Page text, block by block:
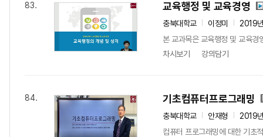
83. 교육행정 및 교육경영
충북대학교 이정미
2019
본 교과목은 교육행정 및 교육경
차시보기
강의담기
84. 기초컴퓨터프로그래밍
충북대학교 안재형
2019
컴퓨터 프로그래밍에 대한 기초